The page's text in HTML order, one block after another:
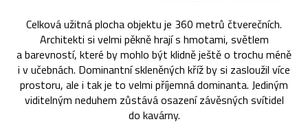
Celková užitná plocha objektu je 360 metrů čtverečních.
Architekti si velmi pěkně hrají s hmotami, světlem
a barevností, které by mohlo být klidně ještě o trochu méně
i v učebnách. Dominantní skleněných kříž by si zasloužil více
prostoru, ale i tak je to velmi příjemná dominanta. Jediným
viditelným neduhem zůstává osazení závěsných svítidel
do kavárny.